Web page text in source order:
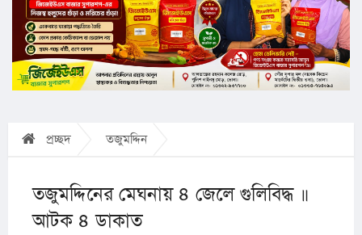
প্রচ্ছদ তজুমদ্দিন
তজুমদ্দিনের মেঘনায় ৪ জেলে গুলিবিদ্ধ ॥
আটক ৪ ডাকাত